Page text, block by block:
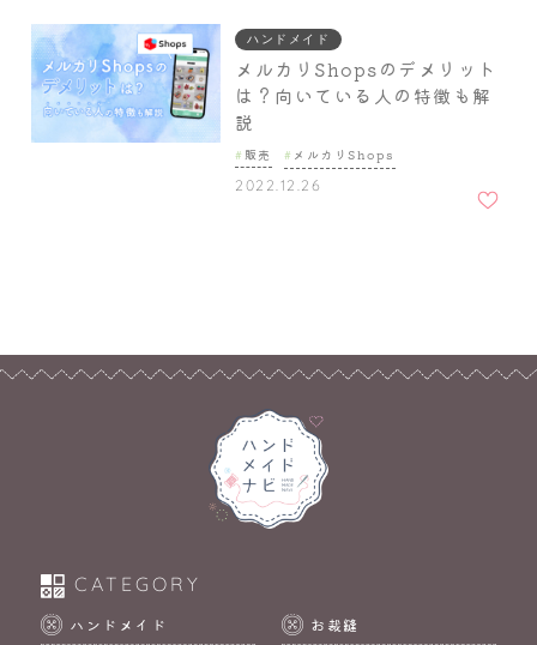
ハンドメイド
メルカリShopsのデメリット
は？向いている人の特徴も解
説
販売 メルカリShops
2022.12.26
入りに
CATEGORY
ハンドメイド お裁縫